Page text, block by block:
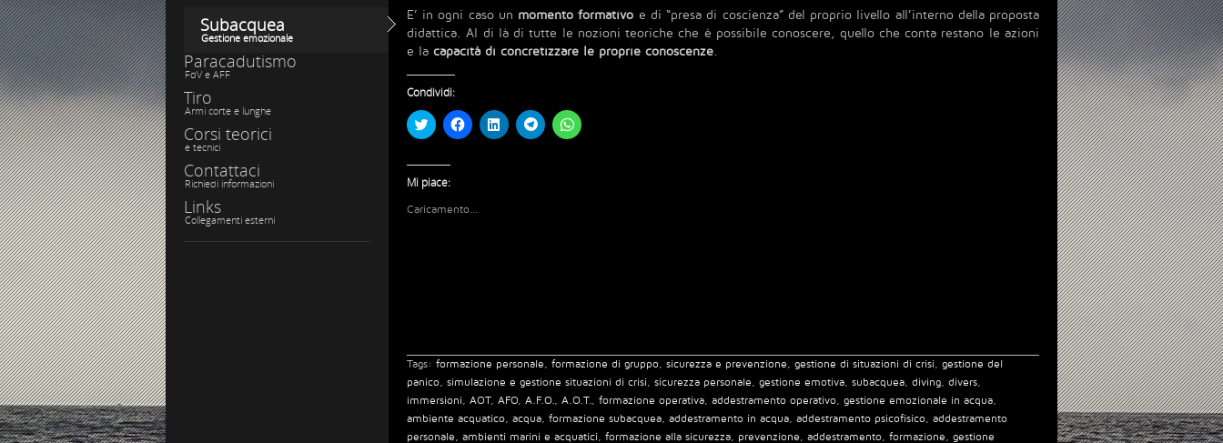
Subacquea
Gestione emozionale
Paracadutismo
FdV e AFF
Tiro
Armi corte e lunghe
Corsi teorici
e tecnici
Contattaci
Richiedi informazioni
Links
Collegamenti esterni
E’ in ogni caso un momento formativo e di “presa di coscienza” del proprio livello all’interno della proposta
didattica. Al di là di tutte le nozioni teoriche che è possibile conoscere, quello che conta restano le azioni
e la capacità di concretizzare le proprie conoscenze.
Condividi:
Fai
clic
condividere
su
(Si
apre
Fai
clic
apre
in
Fai
clic
Fai
clic
Fai
clic
Mi piace:
Caricamento...
Tags: formazione personale, formazione di gruppo, sicurezza e prevenzione, gestione di situazioni di crisi, gestione del
panico, simulazione e gestione situazioni di crisi, sicurezza personale, gestione emotiva, subacquea, diving, divers,
immersioni, AOT, AFO, A.F.O., A.O.T., formazione operativa, addestramento operativo, gestione emozionale in acqua,
ambiente acquatico, acqua, formazione subacquea, addestramento in acqua, addestramento psicofisico, addestramento
personale, ambienti marini e acquatici, formazione alla sicurezza, prevenzione, addestramento, formazione, gestione